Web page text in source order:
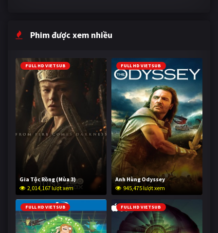
Phim được xem nhiều
FULL HD VIETSUB
Gia Tộc Rồng (Mùa 3)
2,014,167 lượt xem
FULL HD VIETSUB
Anh Hùng Odyssey
945,475 lượt xem
FULL HD VIETSUB FULL HD VIETSUB